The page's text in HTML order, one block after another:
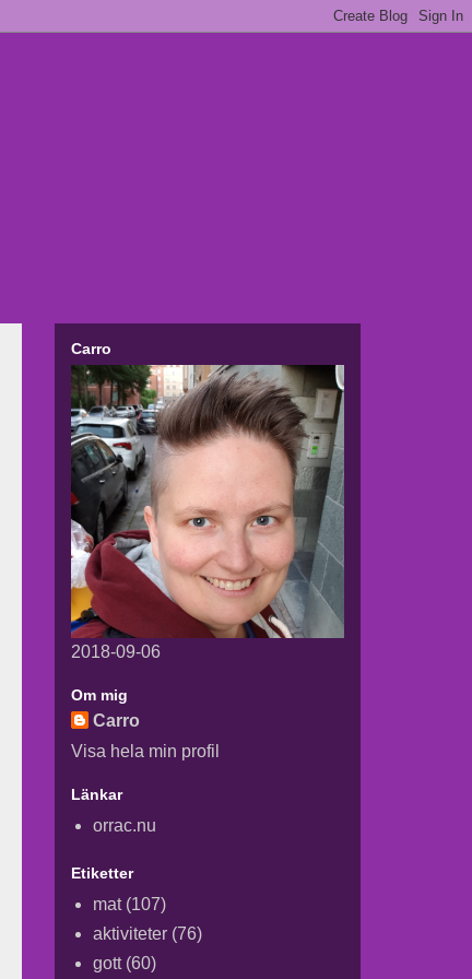
Carro
2018-09-06
Om mig
Carro
Visa hela min profil
Länkar
orrac.nu
Etiketter
mat (107)
aktiviteter (76)
gott (60)